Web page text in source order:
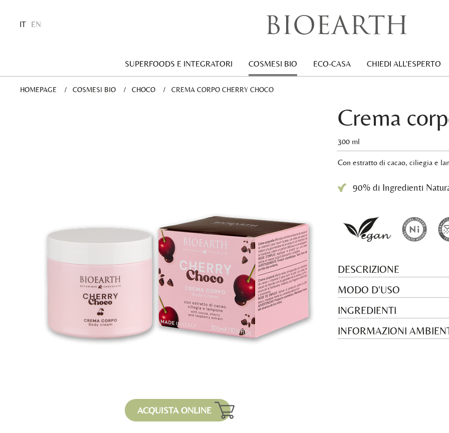
IT EN
SUPERFOODS E INTEGRATORI COSMESI BIO ECO-CASA CHIEDI ALL'ESPERTO
HOMEPAGE COSMESI BIO CHOCO CURRENT:
CREMA CORPO CHERRY CHOCO
ACQUISTA ONLINE
Crema
300 ml
Con estratto di cacao, ciliegia e
90% di Ingredienti
DESCRIZIONE
MODO D'USO
INGREDIENTI
INFORMAZIONI